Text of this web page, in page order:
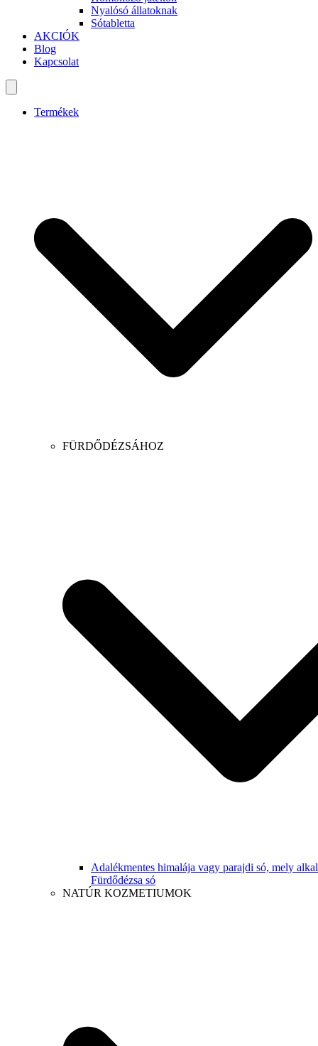
Nyalósó állatoknak
Sótabletta
AKCIÓK
Blog
Kapcsolat
Termékek
FÜRDŐDÉZSÁHOZ
Adalékmentes himalája vagy parajdi só, mely
Fürdődézsa só
NATÚR KOZMETIUMOK